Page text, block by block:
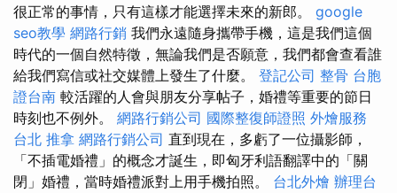
很正常的事情，只有這樣才能選擇未來的新郎。 google
seo教學 網路行銷 我們永遠隨身攜帶手機，這是我們這個
時代的一個自然特徵，無論我們是否願意，我們都會查看誰
給我們寫信或社交媒體上發生了什麼。 登記公司 整骨 台胞
證台南 較活躍的人會與朋友分享帖子，婚禮等重要的節日
時刻也不例外。 網路行銷公司 國際整復師證照 外燴服務
台北 推拿 網路行銷公司 直到現在，多虧了一位攝影師，
「不插電婚禮」的概念才誕生，即匈牙利語翻譯中的「關
閉」婚禮，當時婚禮派對上用手機拍照。 台北外燴 辦理台